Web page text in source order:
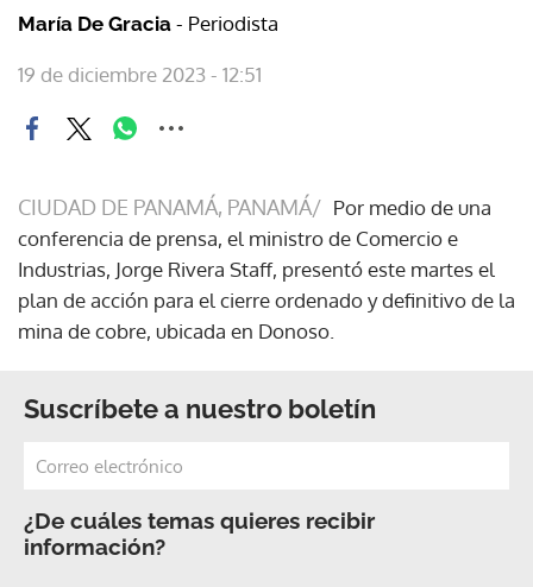
María De Gracia - Periodista
19 de diciembre 2023 - 12:51
CIUDAD DE PANAMÁ, PANAMÁ/ Por medio de una
conferencia de prensa, el ministro de Comercio e
Industrias, Jorge Rivera Staff, presentó este martes el
plan de acción para el cierre ordenado y definitivo de la
mina de cobre, ubicada en Donoso.
Suscríbete a nuestro boletín
¿De cuáles temas quieres recibir
información?